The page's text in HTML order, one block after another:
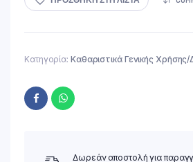
Κατηγορία: Καθαριστικά Γενικής
Δωρεάν αποστολή για